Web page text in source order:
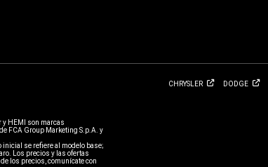
CHRYSLER DODGE
y HEMI son marcas
FCA Group Marketing S.p.A. y
se refiere al modelo base;
Los precios y las ofertas
los precios, comunícate con